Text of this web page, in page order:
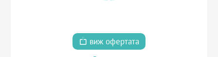
виж офертата